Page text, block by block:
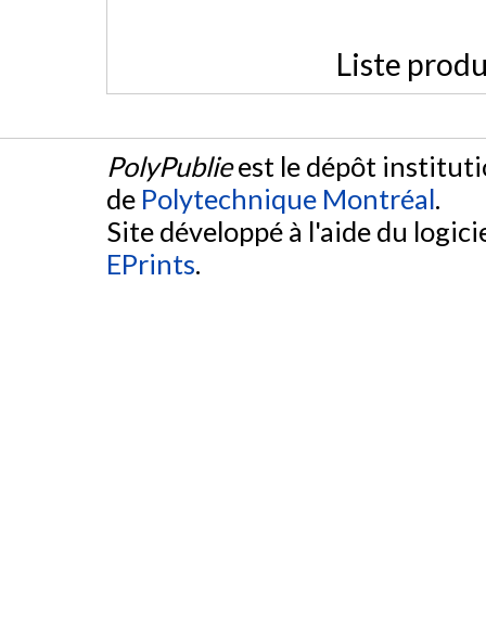
Liste
PolyPublieest le dépôt
de Polytechnique Montréal.
Site développé à l'aide du
EPrints.